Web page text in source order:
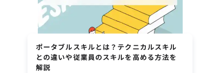
ポータブルスキルとは？テクニカルスキル
との違いや従業員のスキルを高める方法を
解説